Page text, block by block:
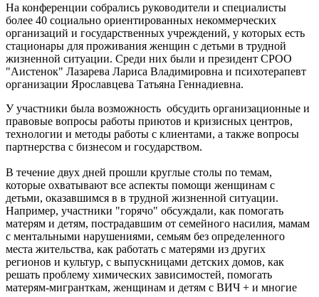
На конференции собрались руководители и специалисты
более 40 социально ориентированных некоммерческих
организаций и государственных учреждений, у которых есть
стационары для проживания женщин с детьми в трудной
жизненной ситуации. Среди них были и президент СРОО
"Аистенок" Лазарева Лариса Владимировна и психотерапевт
организации Ярославцева Татьяна Геннадиевна.
У участники была возможность обсудить организационные и
правовые вопросы работы приютов и кризисных центров,
технологии и методы работы с клиентами, а также вопросы
партнерства с бизнесом и государством.
В течение двух дней прошли круглые столы по темам,
которые охватывают все аспекты помощи женщинам с
детьми, оказавшимся в в трудной жизненной ситуации.
Например, участники "горячо" обсуждали, как помогать
матерям и детям, пострадавшим от семейного насилия, мамам
с ментальными нарушениями, семьям без определенного
места жительства, как работать с матерями из других
регионов и культур, с выпускницами детских домов, как
решать проблему химических зависимостей, помогать
матерям-мигранткам, женщинам и детям с ВИЧ + и многие